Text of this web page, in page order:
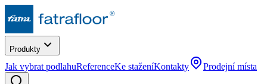
Produkty
Jak vybrat podlahuReferenceKe staženíKontakty Prodejní místa